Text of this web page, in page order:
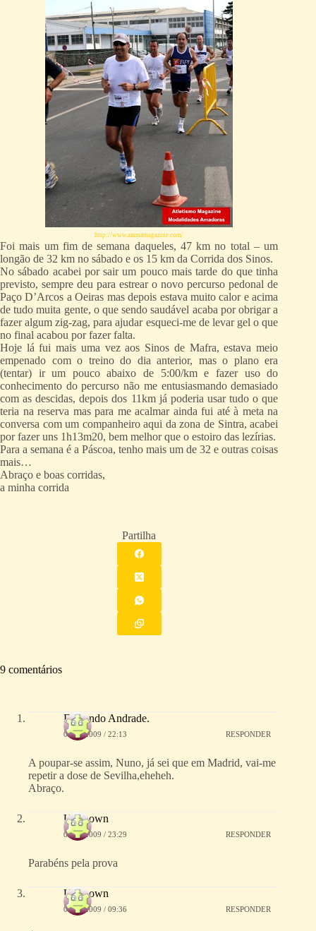
http://www.ammamagazine.com/
Foi mais um fim de semana daqueles, 47 km no total – um
longão de 32 km no sábado e os 15 km da Corrida dos Sinos.
No sábado acabei por sair um pouco mais tarde do que tinha
previsto, sempre deu para estrear o novo percurso pedonal de
Paço D’Arcos a Oeiras mas depois estava muito calor e acima
de tudo muita gente, o que sendo saudável acaba por obrigar a
fazer algum zig-zag, para ajudar esqueci-me de levar gel o que
no final acabou por fazer falta.
Hoje lá fui mais uma vez aos Sinos de Mafra, estava meio
empenado com o treino do dia anterior, mas o plano era
(tentar) ir um pouco abaixo de 5:00/km e fazer uso do
conhecimento do percurso não me entusiasmando demasiado
com as descidas, depois dos 11km já poderia usar tudo o que
teria na reserva mas para me acalmar ainda fui até à meta na
conversa com um companheiro aqui da zona de Sintra, acabei
por fazer uns 1h13m20, bem melhor que o estoiro das lezírias.
Para a semana é a Páscoa, tenho mais um de 32 e outras coisas
mais…
Abraço e boas corridas,
a minha corrida
Partilha
9 comentários
Fernando Andrade.
05/04/2009 / 22:13 RESPONDER
A poupar-se assim, Nuno, já sei que em Madrid, vai-me
repetir a dose de Sevilha,eheheh.
Abraço.
Unknown
05/04/2009 / 23:29 RESPONDER
Parabéns pela prova
Unknown
06/04/2009 / 09:36 RESPONDER